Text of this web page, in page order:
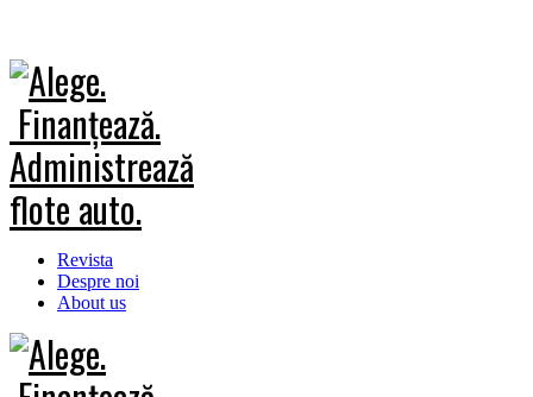
Revista
Despre noi
About us